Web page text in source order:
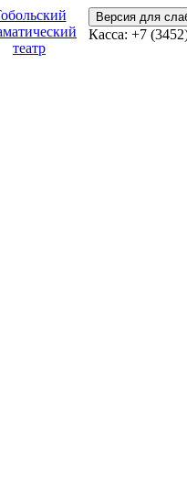
театр
Версия для
Касса: +7